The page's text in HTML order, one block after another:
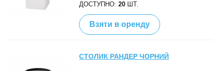
ДОСТУПНО:20 ШТ.
Взяти в оренду
СТОЛИК РАНДЕР ЧОРНИЙ